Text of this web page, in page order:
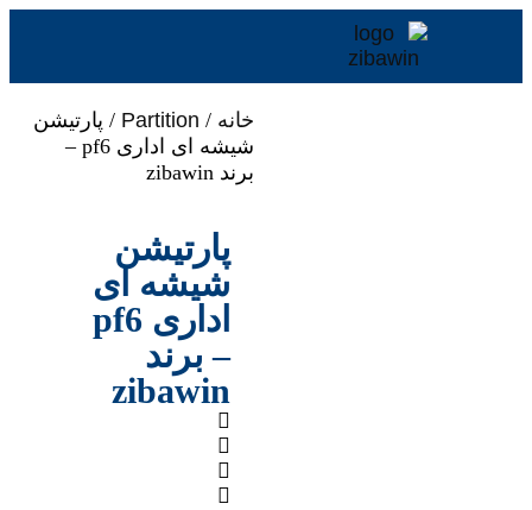
خانه /
Partition / پارتیشن
شیشه ای اداری pf6 –
برند zibawin
پارتیشن
شیشه ای
اداری pf6
– برند
zibawin